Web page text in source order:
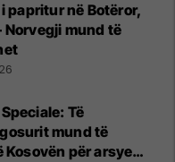
papritur në Botëror,
Norvegji mund të
Të
mund të
Kosovën për arsye